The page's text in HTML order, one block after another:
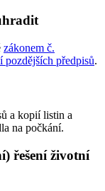
zákonem č.
pozdějších předpisů.
a kopií listin a
na počkání.
řešení životní